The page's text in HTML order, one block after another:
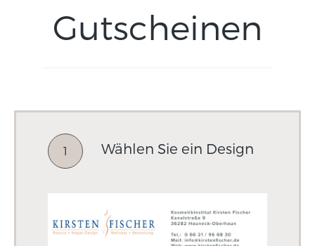
Gutscheinen
1 Wählen Sie ein Design